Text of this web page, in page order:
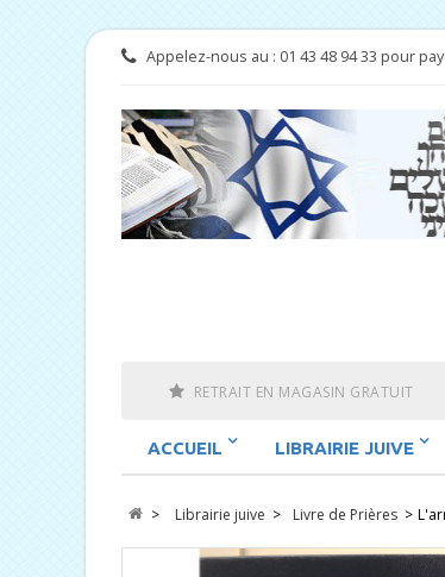
Appelez-nous au : 01 43 48 94 33 pour
RETRAIT EN MAGASIN GRATUIT
ACCUEIL LIBRAIRIE JUIVE
> Librairie juive > Livre de Prières >